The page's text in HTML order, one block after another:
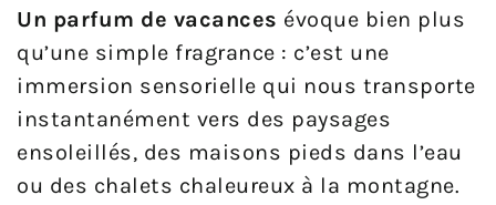
Un parfum de vacances évoque bien plus
qu’une simple fragrance : c’est une
immersion sensorielle qui nous transporte
instantanément vers des paysages
ensoleillés, des maisons pieds dans l’eau
ou des chalets chaleureux à la montagne.